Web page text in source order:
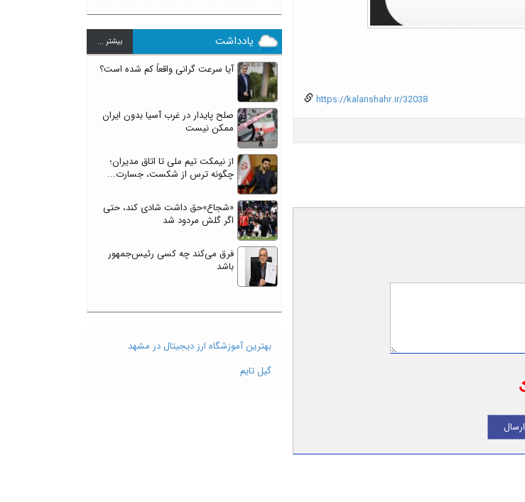
https://kalanshahr.ir/32038
ارسال
یادداشت بيشتر ...
آیا سرعت گرانی واقعاً کم شده است؟
صلح پایدار در غرب آسیا بدون ایران
ممکن نیست
از نیمکت تیم ملی تا اتاق مدیران؛
چگونه ترس از شکست، جسارت...
«شجاع»حق داشت شادی کند، حتی
اگر گلش مردود شد
فرق می‌کند چه کسی رئیس‌جمهور
باشد
بهترین آموزشگاه ارز دیجیتال در مشهد
گیل تایم